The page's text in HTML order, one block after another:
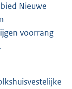
Nieuwe
voorrang